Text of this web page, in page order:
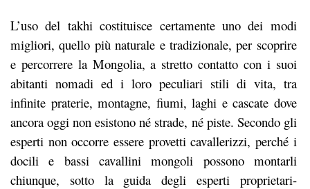
L’uso del takhi costituisce certamente uno dei modi
migliori, quello più naturale e tradizionale, per scoprire
e percorrere la Mongolia, a stretto contatto con i suoi
abitanti nomadi ed i loro peculiari stili di vita, tra
infinite praterie, montagne, fiumi, laghi e cascate dove
ancora oggi non esistono né strade, né piste. Secondo gli
esperti non occorre essere provetti cavallerizzi, perché i
docili e bassi cavallini mongoli possono montarli
chiunque, sotto la guida degli esperti proprietari-